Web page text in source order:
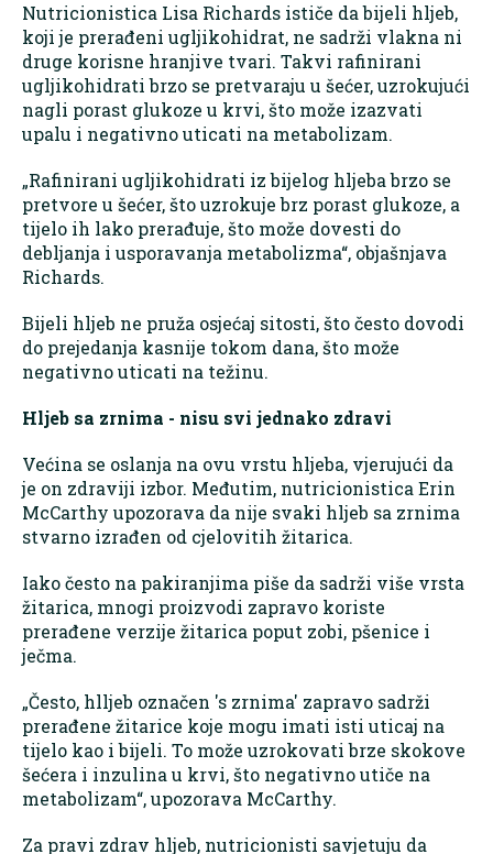
Nutricionistica Lisa Richards ističe da bijeli hljeb,
koji je prerađeni ugljikohidrat, ne sadrži vlakna ni
druge korisne hranjive tvari. Takvi rafinirani
ugljikohidrati brzo se pretvaraju u šećer, uzrokujući
nagli porast glukoze u krvi, što može izazvati
upalu i negativno uticati na metabolizam.
„Rafinirani ugljikohidrati iz bijelog hljeba brzo se
pretvore u šećer, što uzrokuje brz porast glukoze, a
tijelo ih lako prerađuje, što može dovesti do
debljanja i usporavanja metabolizma“, objašnjava
Richards.
Bijeli hljeb ne pruža osjećaj sitosti, što često dovodi
do prejedanja kasnije tokom dana, što može
negativno uticati na težinu.
Hljeb sa zrnima - nisu svi jednako zdravi
Većina se oslanja na ovu vrstu hljeba, vjerujući da
je on zdraviji izbor. Međutim, nutricionistica Erin
McCarthy upozorava da nije svaki hljeb sa zrnima
stvarno izrađen od cjelovitih žitarica.
Iako često na pakiranjima piše da sadrži više vrsta
žitarica, mnogi proizvodi zapravo koriste
prerađene verzije žitarica poput zobi, pšenice i
ječma.
„Često, hlljeb označen 's zrnima' zapravo sadrži
prerađene žitarice koje mogu imati isti uticaj na
tijelo kao i bijeli. To može uzrokovati brze skokove
šećera i inzulina u krvi, što negativno utiče na
metabolizam“, upozorava McCarthy.
Za pravi zdrav hljeb, nutricionisti savjetuju da